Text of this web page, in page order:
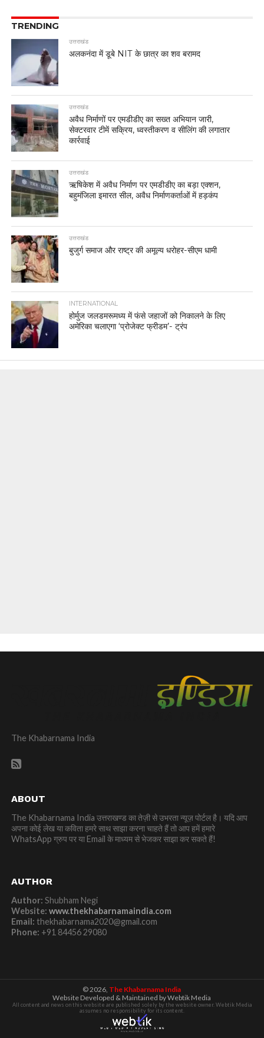
TRENDING
उत्तराखंड
अलकनंदा में डूबे NIT के छात्र का शव बरामद
उत्तराखंड
अवैध निर्माणों पर एमडीडीए का सख्त अभियान जारी,
सेक्टरवार टीमें सक्रिय, ध्वस्तीकरण व सीलिंग की लगातार
कार्रवाई
उत्तराखंड
ऋषिकेश में अवैध निर्माण पर एमडीडीए का बड़ा एक्शन,
बहुमंजिला इमारत सील, अवैध निर्माणकर्ताओं में हड़कंप
उत्तराखंड
बुजुर्ग समाज और राष्ट्र की अमूल्य धरोहर-सीएम धामी
INTERNATIONAL
होर्मुज जलडमरूमध्य में फंसे जहाजों को निकालने के लिए
अमेरिका चलाएगा ‘प्रोजेक्ट फ्रीडम’- ट्रंप
The Khabarnama India
ABOUT
The Khabarnama India उत्तराखण्ड का तेज़ी से उभरता न्यूज़ पोर्टल है। यदि आप
अपना कोई लेख या कविता हमरे साथ साझा करना चाहते हैं तो आप हमें हमारे
WhatsApp ग्रुप पर या Email के माध्यम से भेजकर साझा कर सकते हैं!
AUTHOR
Author: Shubham Negi
Website: www.thekhabarnamaindia.com
Email: thekhabarnama2020@gmail.com
Phone: +91 84456 29080
© 2026, The Khabarnama India
Website Developed & Maintained by Webtik Media
All content and news on this website are published solely by the website owner. Webtik Media
assumes no responsibility for its content.